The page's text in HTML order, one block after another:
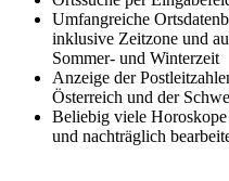
Umfangreiche
inklusive Zeitzone und
Sommer- und Winterzeit
Anzeige der
Österreich und der
Beliebig viele Horoskope
und nachträglich